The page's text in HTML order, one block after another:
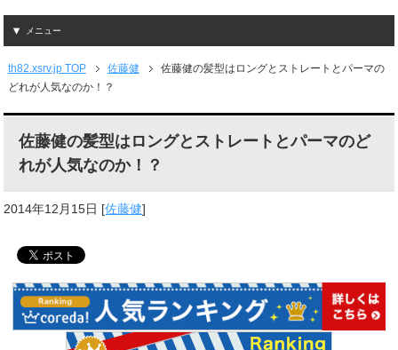
メニュー
th82.xsrv.jp TOP 佐藤健
佐藤健の髪型はロングとストレートとパーマの
どれが人気なのか！？
佐藤健の髪型はロングとストレートとパーマのど
れが人気なのか！？
2014年12月15日 [佐藤健]